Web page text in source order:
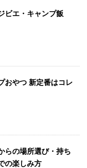
ビエ・キャンプ飯
おやつ 新定番はコレ
らの場所選び・持ち
の楽しみ方